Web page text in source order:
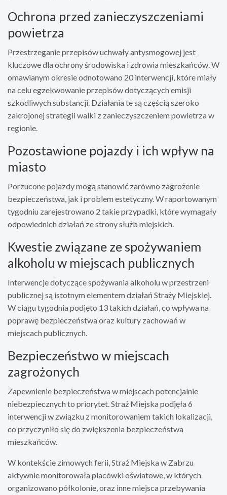
Ochrona przed zanieczyszczeniami
powietrza
Przestrzeganie przepisów uchwały antysmogowej jest
kluczowe dla ochrony środowiska i zdrowia mieszkańców. W
omawianym okresie odnotowano 20 interwencji, które miały
na celu egzekwowanie przepisów dotyczących emisji
szkodliwych substancji. Działania te są częścią szeroko
zakrojonej strategii walki z zanieczyszczeniem powietrza w
regionie.
Pozostawione pojazdy i ich wpływ na
miasto
Porzucone pojazdy mogą stanowić zarówno zagrożenie
bezpieczeństwa, jak i problem estetyczny. W raportowanym
tygodniu zarejestrowano 2 takie przypadki, które wymagały
odpowiednich działań ze strony służb miejskich.
Kwestie związane ze spożywaniem
alkoholu w miejscach publicznych
Interwencje dotyczące spożywania alkoholu w przestrzeni
publicznej są istotnym elementem działań Straży Miejskiej.
W ciągu tygodnia podjęto 13 takich działań, co wpływa na
poprawę bezpieczeństwa oraz kultury zachowań w
miejscach publicznych.
Bezpieczeństwo w miejscach
zagrożonych
Zapewnienie bezpieczeństwa w miejscach potencjalnie
niebezpiecznych to priorytet. Straż Miejska podjęła 6
interwencji w związku z monitorowaniem takich lokalizacji,
co przyczyniło się do zwiększenia bezpieczeństwa
mieszkańców.
W kontekście zimowych ferii, Straż Miejska w Zabrzu
aktywnie monitorowała placówki oświatowe, w których
organizowano półkolonie, oraz inne miejsca przebywania